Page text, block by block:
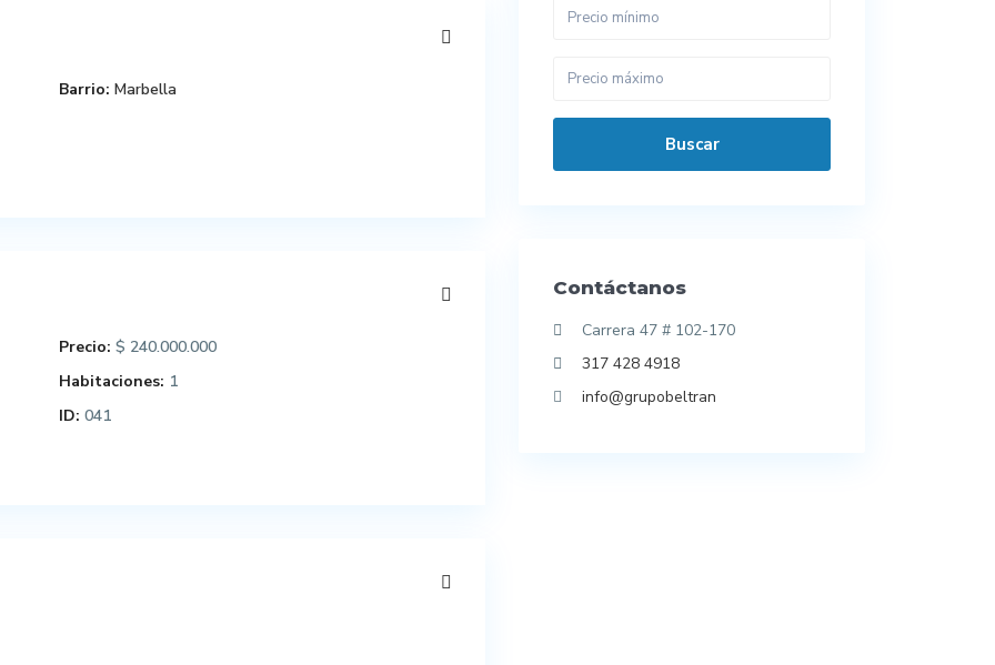
Barrio: Marbella
Precio: $ 240.000.000
Habitaciones: 1
ID: 041
Buscar
Contáctanos
Carrera 47 # 102-170
317 428 4918
info@grupobeltran